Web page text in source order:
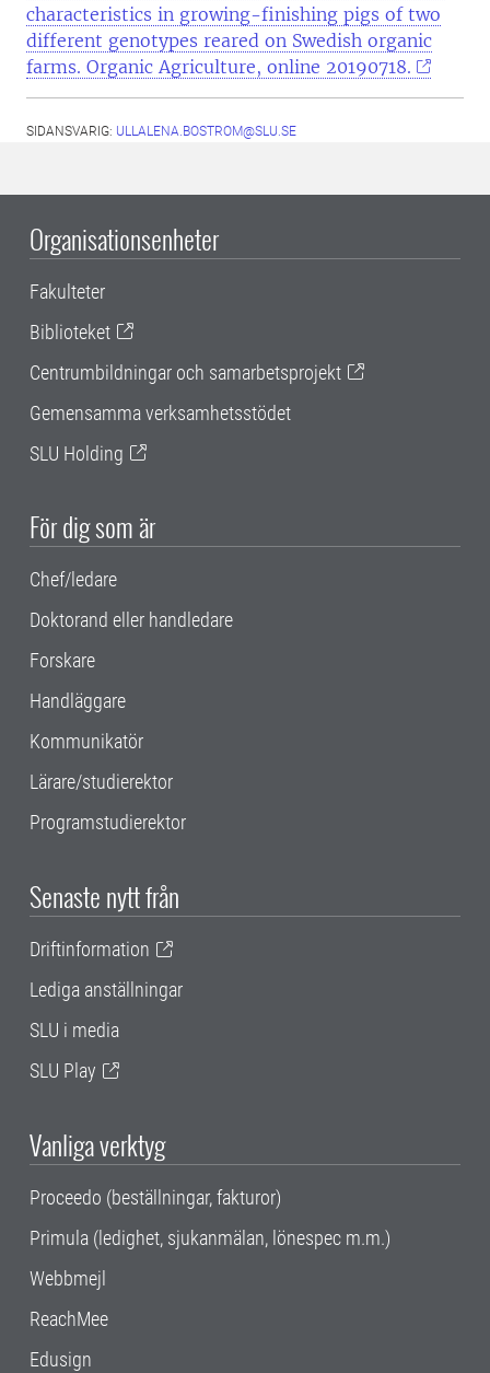
characteristics in growing-finishing pigs of two
different genotypes reared on Swedish organic
farms. Organic Agriculture, online 20190718.
SIDANSVARIG: ULLALENA.BOSTROM@SLU.SE
Organisationsenheter
Fakulteter
Biblioteket
Centrumbildningar och samarbetsprojekt
Gemensamma verksamhetsstödet
SLU Holding
För dig som är
Chef/ledare
Doktorand eller handledare
Forskare
Handläggare
Kommunikatör
Lärare/studierektor
Programstudierektor
Senaste nytt från
Driftinformation
Lediga anställningar
SLU i media
SLU Play
Vanliga verktyg
Proceedo (beställningar, fakturor)
Primula (ledighet, sjukanmälan, lönespec m.m.)
Webbmejl
ReachMee
Edusign